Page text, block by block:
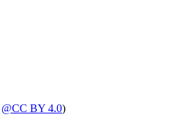
@CC BY 4.0)